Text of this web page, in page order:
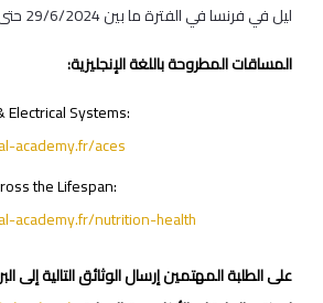
ليل في فرنسا في الفترة ما بين 29/6/2024 حتى 13/7/2024.
المساقات المطروحة باللغة الإنجليزية:
Systems:
academy.fr/aces
the Lifespan:
academy.fr/nutrition-health
على الطلبة المهتمين إرسال الوثائق التالية إلى